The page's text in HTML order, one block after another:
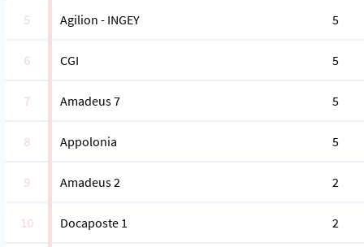
5 Agilion - INGEY 5
6 CGI 5
7 Amadeus 7 5
8 Appolonia 5
9 Amadeus 2 2
10 Docaposte 1 2